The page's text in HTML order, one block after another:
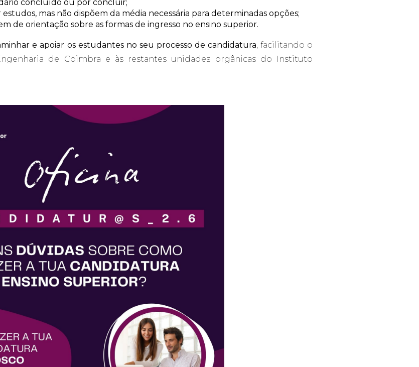
concluído ou por concluir;
mas não dispõem da média necessária para determinadas opções;
de orientação sobre as formas de ingresso no ensino superior.
e apoiar os estudantes no seu processo de candidatura, facilitando o
de Coimbra e às restantes unidades orgânicas do Instituto